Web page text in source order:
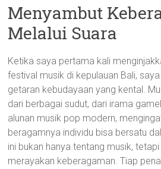
Menyambut
Melalui Suara
Ketika saya pertama kali
festival musik di kepulauan Bali,
getaran kebudayaan yang kental.
dari berbagai sudut, dari irama
alunan musik pop modern,
beragamnya individu bisa bersatu
ini bukan hanya tentang musik,
merayakan keberagaman. Tiap